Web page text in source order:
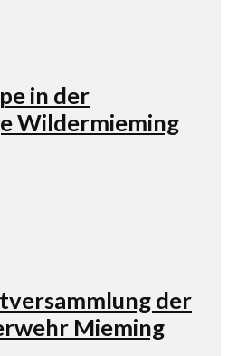
in der
Wildermieming
der
Mieming